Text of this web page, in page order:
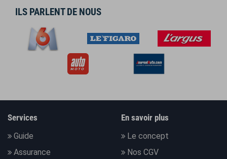
ILS PARLENT DE NOUS
Services
Guide
Assurance
En savoir plus
Le concept
Nos CGV